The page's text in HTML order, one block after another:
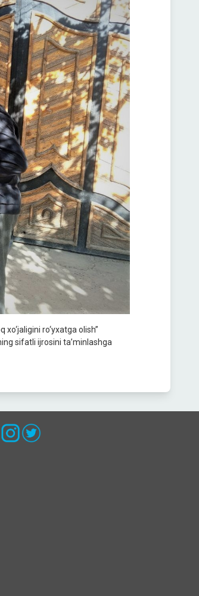
ro‘yxatga olish”
sifatli ijrosini ta’minlashga